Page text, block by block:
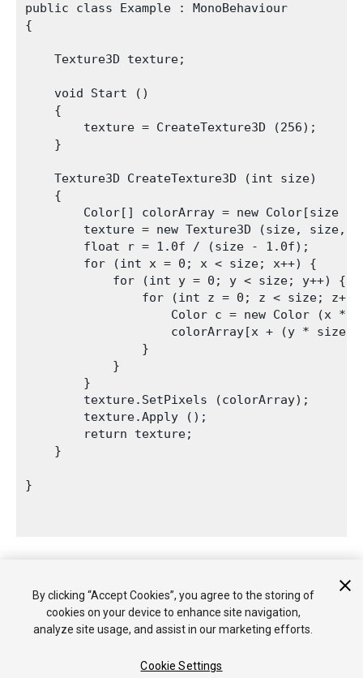
public class Example : MonoBehaviour
{
    Texture3D texture;
    void Start ()
    {
        texture = CreateTexture3D (256);
    }
    Texture3D CreateTexture3D (int size)
    {
Color[] colorArray = new Color[size *
texture = new Texture3D (size, size,
        float r = 1.0f / (size - 1.0f);
        for (int x = 0; x < size; x++) {
            for (int y = 0; y < size; y++) {
for (int z = 0; z < size;
Color c = new Color (x *
colorArray[x + (y * size)
                }
            }
        }
        texture.SetPixels (colorArray);
        texture.Apply ();
        return texture;
    }
}
Copyright © 2018 Unity Technologies. Publication 2017.4
By clicking “Accept Cookies”, you agree to the storing of
cookies on your device to enhance site navigation,
analyze site usage, and assist in our marketing efforts.
Cookie Settings